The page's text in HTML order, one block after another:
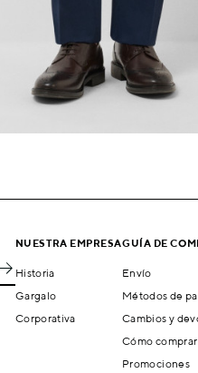
NUESTRA EMPRESA
Historia
Gargalo
Corporativa
GUÍA DE
Envío
Métodos de
Cambios y
Cómo comprar
Promociones